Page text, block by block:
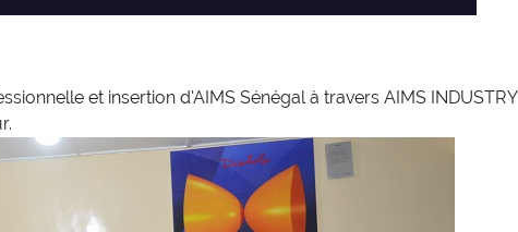
et insertion d’AIMS Sénégal à travers AIMS INDUSTRY